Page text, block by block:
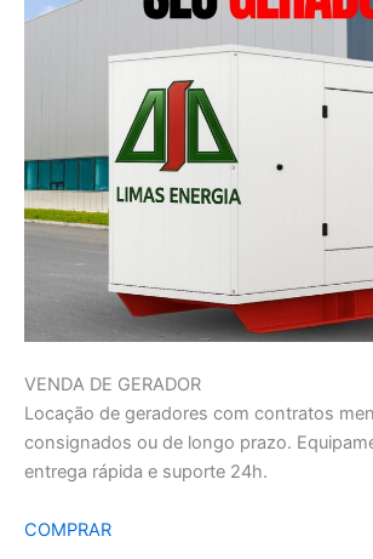
VENDA DE GERADOR
Locação de geradores com contratos
consignados ou de longo prazo.
entrega rápida e suporte 24h.
COMPRAR